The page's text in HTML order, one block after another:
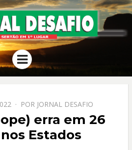
JORNAL
DESAFIO
O Sertão em 1º Lugar
Menu
POR JORNAL DESAFIO
erra em 26
Estados